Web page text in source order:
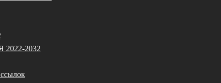
2022-2032